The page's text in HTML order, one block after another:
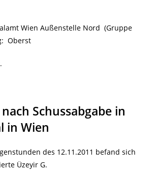
Wien Außenstelle Nord (Gruppe
Oberst
Schussabgabe in
in Wien
des 12.11.2011 befand sich
Üzeyir G.